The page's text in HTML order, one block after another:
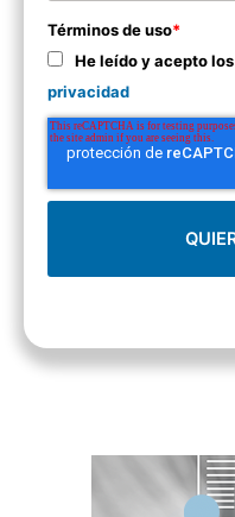
Términos de uso*
He leído y acepto los
privacidad